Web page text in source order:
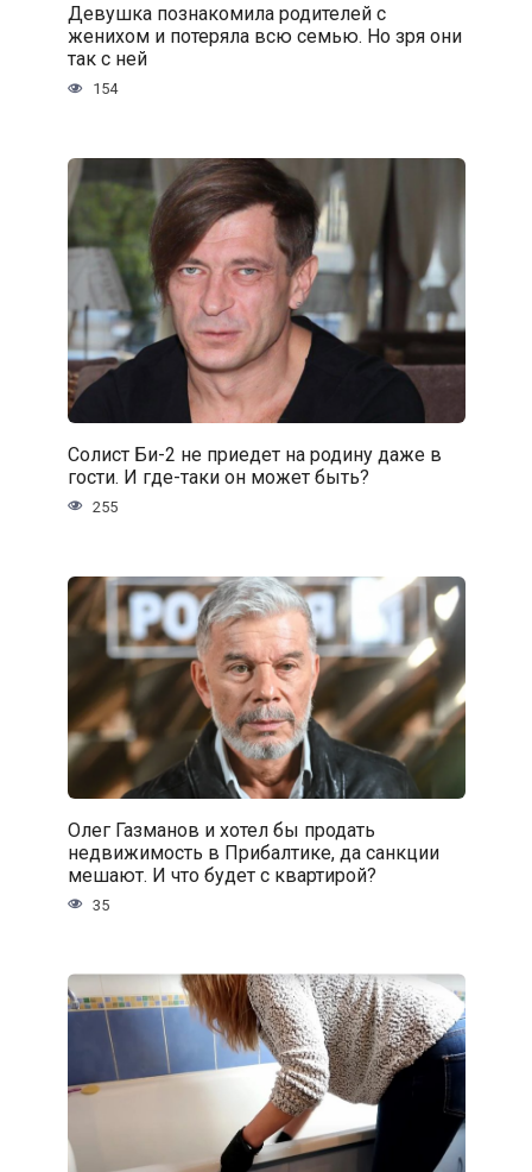
Девушка познакомила родителей с
женихом и потеряла всю семью. Но зря они
так с ней
154
Солист Би-2 не приедет на родину даже в
гости. И где-таки он может быть?
255
Олег Газманов и хотел бы продать
недвижимость в Прибалтике, да санкции
мешают. И что будет с квартирой?
35